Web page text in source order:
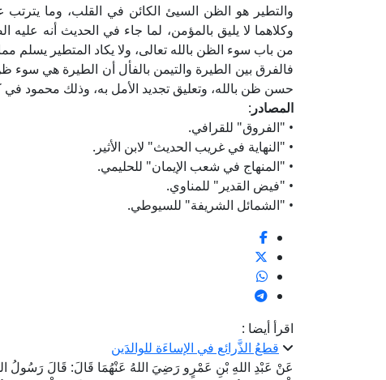
والتطير هو الظن السيئ الكائن في القلب، وما
وكلاهما لا يليق بالمؤمن، لما جاء في الحديث أنه عليه
من باب سوء الظن بالله تعالى، ولا يكاد المتطير يسلم
فالفرق بين الطيرة والتيمن بالفأل أن الطيرة هي سوء
حسن ظن بالله، وتعليق تجديد الأمل به، وذلك محمود في
المصادر :
• "الفروق" للقرافي.
• "النهاية في غريب الحديث" لابن الأثير.
• "المنهاج في شعب الإيمان" للحليمي.
• "فيض القدير" للمناوي.
• "الشمائل الشريفة" للسيوطي.
اقرأ أيضا :
قطعُ الذَّرائع في الإساءَة للوالدَين
عَنْ عَبْدِ اللهِ بْنِ عَمْرٍو رَضِيَ اللهُ عَنْهُمَا قَالَ: قَالَ رَسُولُ